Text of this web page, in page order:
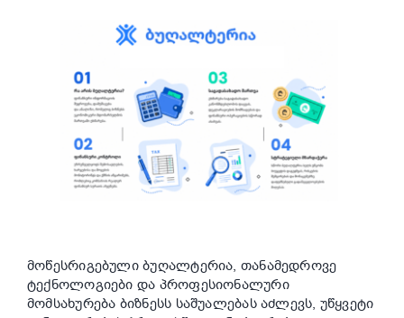
მოწესრიგებული ბუღალტერია, თანამედროვე
ტექნოლოგიები და პროფესიონალური
მომსახურება ბიზნესს საშუალებას აძლევს, უწყვეტი